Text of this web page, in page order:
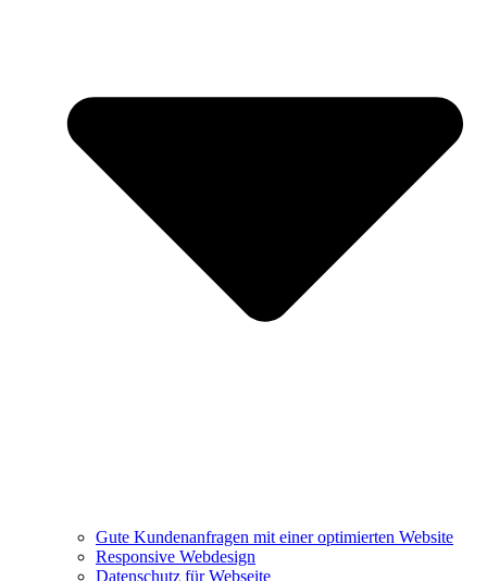
Gute Kundenanfragen mit einer optimierten Website
Responsive Webdesign
Datenschutz für Webseite